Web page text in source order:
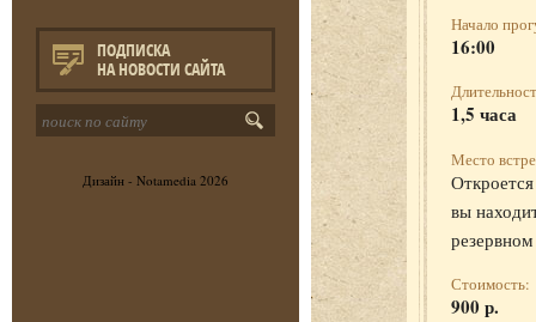
ПОДПИСКА
НА НОВОСТИ САЙТА
Дизайн - Notamedia 2026
Начало
16:00
1,5 часа
Место
вы
Стоимость:
900 р.